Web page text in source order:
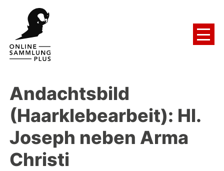
Andachtsbild
(Haarklebearbeit): Hl.
Joseph neben Arma
Christi